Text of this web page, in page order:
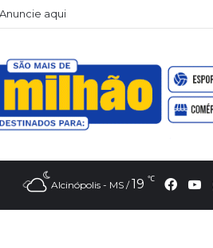
Anuncie aqui
Alcinópolis - MS / 19 ℃